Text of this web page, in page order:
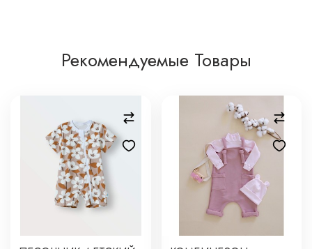
Рекомендуемые Товары